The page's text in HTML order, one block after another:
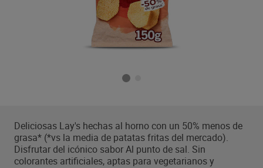
Deliciosas Lay's hechas al horno con un 50% menos de
grasa* (*vs la media de patatas fritas del mercado).
Disfrutar del icónico sabor Al punto de sal. Sin
colorantes artificiales, aptas para vegetarianos y